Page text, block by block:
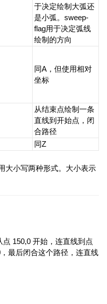
于决定绘制大弧还
是小弧。sweep-
flag用于决定弧线
绘制的方向
同A，但使用相对
坐标
从结束点绘制一条
直线到开始点，闭
合路径
同Z
大小写两种形式。大小表示
150,0 开始，连直线到点
最后闭合这个路径，连直线